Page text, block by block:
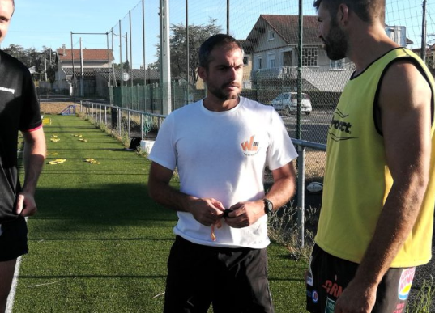
de
septembre!
Buffevant dans Le Progrès
6 mai 2026
Fédérale 2 et Fédérale B: finir sur une bonne
note en priorité
25 avril 2026
6 juillet 2026
Groupe senior: tout un
préparation pour être prêt le 13
18 juin 2026